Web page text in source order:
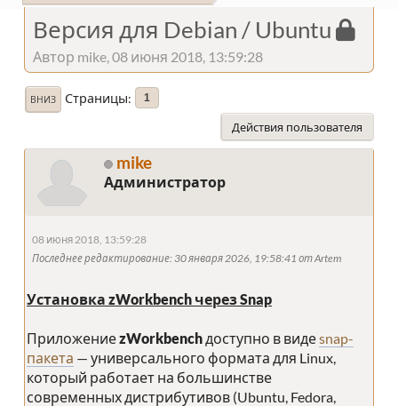
Версия для Debian / Ubuntu
Автор mike, 08 июня 2018, 13:59:28
ВНИЗ Страницы 1
Действия пользователя
mike
Администратор
08 июня 2018, 13:59:28
Последнее редактирование: 30 января 2026, 19:58:41 от Artem
Установка zWorkbench через Snap
ПриложениеzWorkbench доступно в видеsnap-
пакета — универсального формата для Linux,
который работает на большинстве
современных дистрибутивов (Ubuntu, Fedora,